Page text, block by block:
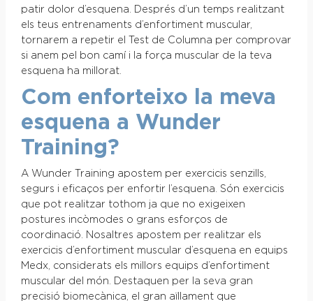
patir dolor d’esquena. Després d’un temps realitzant
els teus entrenaments d’enfortiment muscular,
tornarem a repetir el Test de Columna per comprovar
si anem pel bon camí i la força muscular de la teva
esquena ha millorat.
Com enforteixo la meva
esquena a Wunder
Training?
A Wunder Training apostem per exercicis senzills,
segurs i eficaços per enfortir l’esquena. Són exercicis
que pot realitzar tothom ja que no exigeixen
postures incòmodes o grans esforços de
coordinació. Nosaltres apostem per realitzar els
exercicis d’enfortiment muscular d’esquena en equips
Medx, considerats els millors equips d’enfortiment
muscular del món. Destaquen per la seva gran
precisió biomecànica, el gran aïllament que